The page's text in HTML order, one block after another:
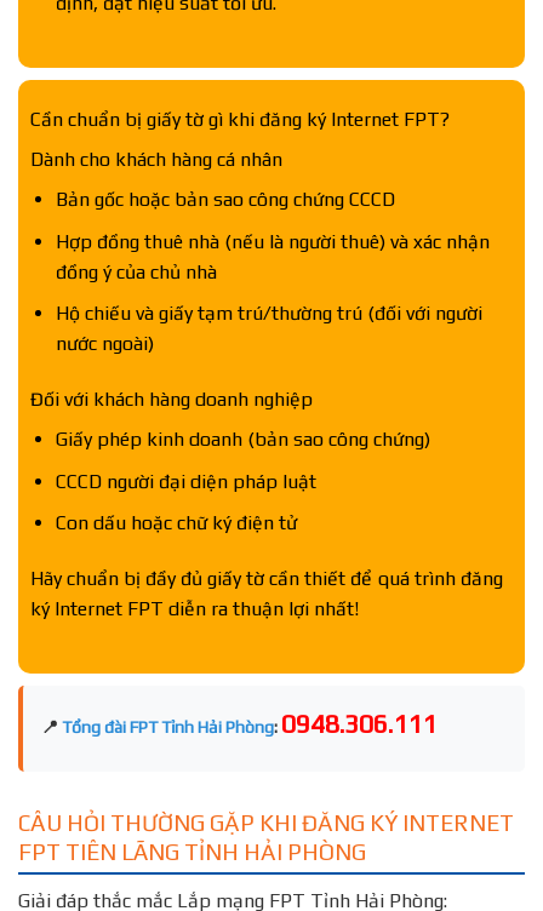
Cần chuẩn bị giấy tờ gì khi đăng ký Internet FPT?
Dành cho khách hàng cá nhân
Bản gốc hoặc bản sao công chứng CCCD
Hợp đồng thuê nhà (nếu là người thuê) và xác nhận
đồng ý của chủ nhà
Hộ chiếu và giấy tạm trú/thường trú (đối với người
nước ngoài)
Đối với khách hàng doanh nghiệp
Giấy phép kinh doanh (bản sao công chứng)
CCCD người đại diện pháp luật
Con dấu hoặc chữ ký điện tử
Hãy chuẩn bị đầy đủ giấy tờ cần thiết để quá trình đăng
ký Internet FPT diễn ra thuận lợi nhất!
📍 Tổng đài FPT Tỉnh Hải Phòng: 0948.306.111
CÂU HỎI THƯỜNG GẶP KHI ĐĂNG KÝ INTERNET
FPT TIÊN LÃNG TỈNH HẢI PHÒNG
Giải đáp thắc mắc Lắp mạng FPT Tỉnh Hải Phòng: